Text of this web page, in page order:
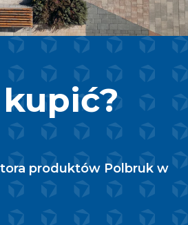
produktów Polbruk w